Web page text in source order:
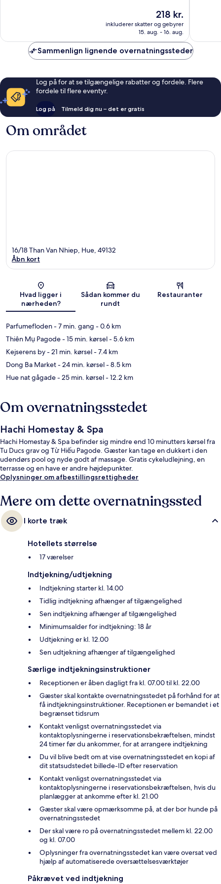
anmeldelser
Prisen
218 kr.
218 kr.
inkluderer skatter og gebyrer
15. aug. - 16. aug.
Sammenlign lignende overnatningssteder
Log på for at se tilgængelige rabatter og fordele. Flere
fordele til flere eventyr.
Log på Tilmeld dig nu – det er gratis
Om området
Kort
16/18 Than Van Nhiep, Hue, 49132
Åbn kort
Hvad ligger i
nærheden?
Sådan kommer du
rundt
Restauranter
Parfumefloden- 7 min. gang - 0.6 km
Thiên Mụ Pagode- 15 min. kørsel- 5.6 km
Kejserens by- 21 min. kørsel- 7.4 km
Dong Ba Market- 24 min. kørsel- 8.5 km
Hue nat gågade- 25 min. kørsel- 12.2 km
Om overnatningsstedet
Hachi Homestay & Spa
Hachi Homestay & Spa befinder sig mindre end 10 minutters kørsel fra
Tu Ducs grav og Từ Hiếu Pagode. Gæster kan tage en dukkert i den
udendørs pool og nyde godt af massage. Gratis cykeludlejning, en
terrasse og en have er andre højdepunkter.
Oplysninger om afbestillingsrettigheder
Mere om dette overnatningssted
I korte træk
Hotellets størrelse
17 værelser
Indtjekning/udtjekning
Indtjekning starter kl. 14.00
Tidlig indtjekning afhænger af tilgængelighed
Sen indtjekning afhænger af tilgængelighed
Minimumsalder for indtjekning: 18 år
Udtjekning er kl. 12.00
Sen udtjekning afhænger af tilgængelighed
Særlige indtjekningsinstruktioner
Receptionen er åben dagligt fra kl. 07.00 til kl. 22.00
Gæster skal kontakte overnatningsstedet på forhånd for at
få indtjekningsinstruktioner. Receptionen er bemandet i et
begrænset tidsrum
Kontakt venligst overnatningsstedet via
kontaktoplysningerne i reservationsbekræftelsen, mindst
24 timer før du ankommer, for at arrangere indtjekning
Du vil blive bedt om at vise overnatningsstedet en kopi af
dit statsudstedet billede-ID efter reservation
Kontakt venligst overnatningsstedet via
kontaktoplysningerne i reservationsbekræftelsen, hvis du
planlægger at ankomme efter kl. 21.00
Gæster skal være opmærksomme på, at der bor hunde på
overnatningsstedet
Der skal være ro på overnatningsstedet mellem kl. 22.00
og kl. 07.00
Oplysninger fra overnatningsstedet kan være oversat ved
hjælp af automatiserede oversættelsesværktøjer
Påkrævet ved indtjekning